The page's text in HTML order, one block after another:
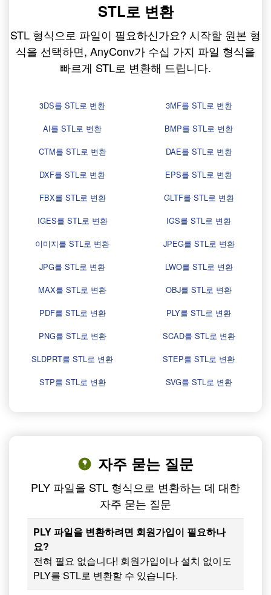
STL로 변환
STL 형식으로 파일이 필요하신가요? 시작할 원본 형
식을 선택하면, AnyConv가 수십 가지 파일 형식을
빠르게 STL로 변환해 드립니다.
3DS를 STL로 변환
3MF를 STL로 변환
AI를 STL로 변환
BMP를 STL로 변환
CTM를 STL로 변환
DAE를 STL로 변환
DXF를 STL로 변환
EPS를 STL로 변환
FBX를 STL로 변환
GLTF를 STL로 변환
IGES를 STL로 변환
IGS를 STL로 변환
이미지를 STL로 변환
JPEG를 STL로 변환
JPG를 STL로 변환
LWO를 STL로 변환
MAX를 STL로 변환
OBJ를 STL로 변환
PDF를 STL로 변환
PLY를 STL로 변환
PNG를 STL로 변환
SCAD를 STL로 변환
SLDPRT를 STL로 변환
STEP를 STL로 변환
STP를 STL로 변환
SVG를 STL로 변환
자주 묻는 질문
PLY 파일을 STL 형식으로 변환하는 데 대한
자주 묻는 질문
PLY 파일을 변환하려면 회원가입이 필요하나
요?
전혀 필요 없습니다! 회원가입이나 설치 없이도
PLY를 STL로 변환할 수 있습니다.